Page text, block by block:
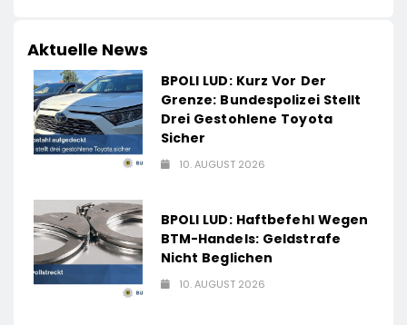
Aktuelle News
BPOLI LUD: Kurz Vor Der
Grenze: Bundespolizei Stellt
Drei Gestohlene Toyota
Sicher
10. AUGUST 2026
BPOLI LUD: Haftbefehl Wegen
BTM-Handels: Geldstrafe
Nicht Beglichen
10. AUGUST 2026